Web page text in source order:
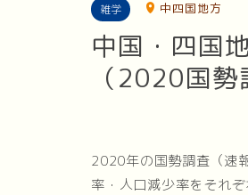
雑学 中四国地方
中国・四国
（2020国勢
2020年の国勢調査（速
率・人口減少率をそれ